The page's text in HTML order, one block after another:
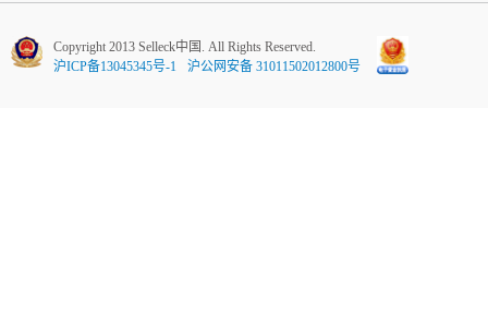
Copyright 2013 Selleck中国. All Rights Reserved.
沪ICP备13045345号-1
沪公网安备 31011502012800号